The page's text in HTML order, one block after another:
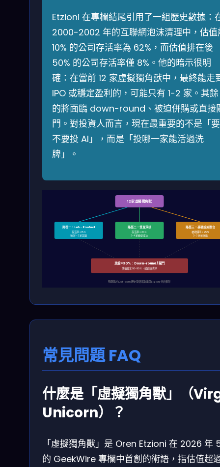
Etzioni 在專欄結尾引用了一組歷史數據：
2000-2002 年的互聯網泡沫清理中，估值
10% 的公司存活率為 62%，而估值排在後
50% 的公司存活率僅 8%。他的暗示很明
確：在當前 12 家虛擬獨角獸中，最終能走
IPO 或穩定盈利的，可能只有 1-2 家。其餘
的將面臨 down-round、被迫併購或直接
門。對投資人而言，現在最重要的不是「要
不要投 AI」，而是「投哪一家能活過洗
牌」。
12 家虛擬獨角獸
路徑一：Lab→Product
存活率 ≈ 15%
預計 1-2 家突圍
路徑二：垂直深耕
存活率 ≈ 30%
3-4 家轉型成功
路徑三：基礎設施整合
被收購率 ≈ 25%
2-3 家被併購
其餘 ≈30%：Down-round / 關門
估值縮水 60-90%，或直接清算
預測基於 Dot-com 歷史存活率數據與 Etzioni 分析框架
常見問題 FAQ
什麼是「虛擬獨角獸」（
Unicorn）？
「虛擬獨角獸」是 Oren Etzioni 在 2026 年
的 GeekWire 專欄中首創的術語，指估值超